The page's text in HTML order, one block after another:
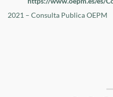
2021 – Consulta Publica OEPM